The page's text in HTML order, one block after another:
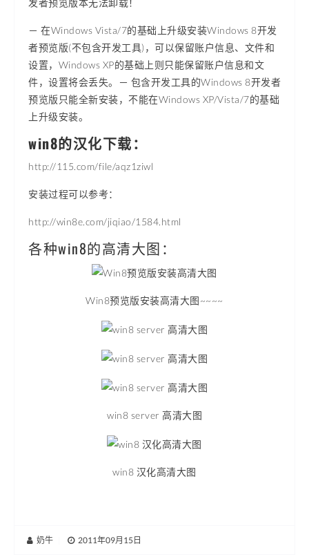
发者预览版本无法卸载！
－ 在Windows Vista/7的基础上升级安装Windows 8开发
者预览版(不包含开发工具)，可以保留账户信息、文件和
设置，Windows XP的基础上则只能保留账户信息和文
件，设置将会丢失。－ 包含开发工具的Windows 8开发者
预览版只能全新安装，不能在Windows XP/Vista/7的基础
上升级安装。
win8的汉化下载：
http://115.com/file/aqz1ziwl
安装过程可以参考：
http://win8e.com/jiqiao/1584.html
各种win8的高清大图：
Win8预览版安装高清大图~~~~
win8 server 高清大图
win8 汉化高清大图
奶牛 2011年09月15日